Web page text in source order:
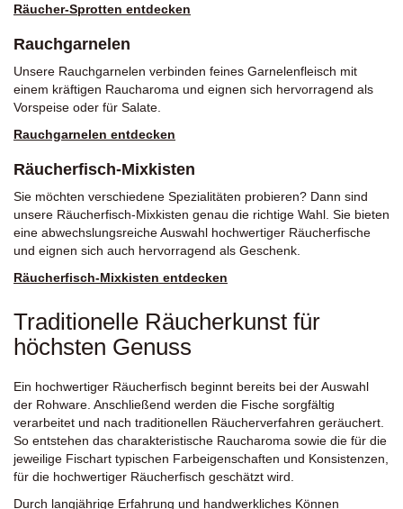
Räucher-Sprotten entdecken
Rauchgarnelen
Unsere Rauchgarnelen verbinden feines Garnelenfleisch mit
einem kräftigen Raucharoma und eignen sich hervorragend als
Vorspeise oder für Salate.
Rauchgarnelen entdecken
Räucherfisch-Mixkisten
Sie möchten verschiedene Spezialitäten probieren? Dann sind
unsere Räucherfisch-Mixkisten genau die richtige Wahl. Sie bieten
eine abwechslungsreiche Auswahl hochwertiger Räucherfische
und eignen sich auch hervorragend als Geschenk.
Räucherfisch-Mixkisten entdecken
Traditionelle Räucherkunst für
höchsten Genuss
Ein hochwertiger Räucherfisch beginnt bereits bei der Auswahl
der Rohware. Anschließend werden die Fische sorgfältig
verarbeitet und nach traditionellen Räucherverfahren geräuchert.
So entstehen das charakteristische Raucharoma sowie die für die
jeweilige Fischart typischen Farbeigenschaften und Konsistenzen,
für die hochwertiger Räucherfisch geschätzt wird.
Durch langjährige Erfahrung und handwerkliches Können